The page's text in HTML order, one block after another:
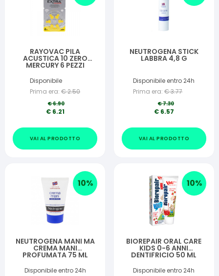
RAYOVAC PILA
ACUSTICA 10 ZERO
MERCURY 6 PEZZI
Disponibile
Prima era: €2.50
€6.90
€ 6.21
VAI AL PRODOTTO
NEUTROGENA STICK
LABBRA 4,8 G
Disponibile entro 24h
Prima era: €3.77
€7.30
€ 6.57
VAI AL PRODOTTO
10%
NEUTROGENA MANI MA
CREMA MANI
PROFUMATA 75 ML
Disponibile entro 24h
10%
BIOREPAIR ORAL CARE
KIDS 0-6 ANNI
DENTIFRICIO 50 ML
Disponibile entro 24h